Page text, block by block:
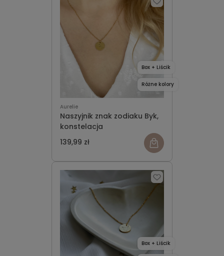
Aurelie
Naszyjnik znak zodiaku Byk,
konstelacja
139,99 zł
Box + Liścik
Różne kolory
Box + Liścik